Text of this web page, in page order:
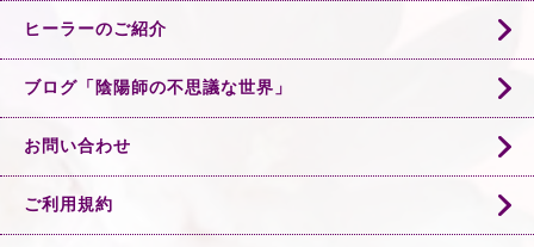
ヒーラーのご紹介
ブログ「陰陽師の不思議な世界」
お問い合わせ
ご利用規約